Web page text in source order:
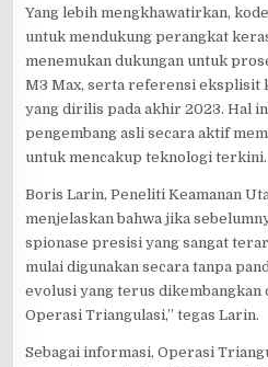
Yang lebih mengkhawatirkan,
untuk mendukung perangkat
menemukan dukungan untuk
M3 Max, serta referensi eksplisit
yang dirilis pada akhir 2023. Hal
pengembang asli secara aktif
untuk mencakup teknologi terkini.
Boris Larin, Peneliti Keamanan
menjelaskan bahwa jika
spionase presisi yang sangat
mulai digunakan secara tanpa
evolusi yang terus
Operasi Triangulasi,” tegas Larin.
Sebagai informasi, Operasi